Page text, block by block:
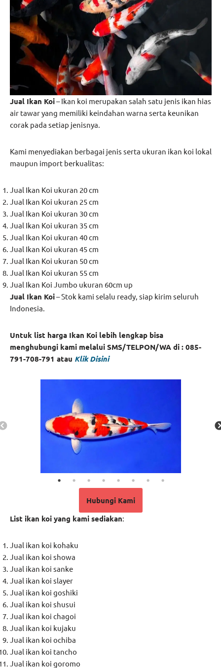
Jual Ikan Koi– Ikan koi merupakan salah satu jenis ikan hias
air tawar yang memiliki keindahan warna serta keunikan
corak pada setiap jenisnya.
Kami menyediakan berbagai jenis serta ukuran ikan koi lokal
maupun import berkualitas:
Jual Ikan Koi ukuran 20 cm
Jual Ikan Koi ukuran 25 cm
Jual Ikan Koi ukuran 30 cm
Jual Ikan Koi ukuran 35 cm
Jual Ikan Koi ukuran 40 cm
Jual Ikan Koi ukuran 45 cm
Jual Ikan Koi ukuran 50 cm
Jual Ikan Koi ukuran 55 cm
Jual Ikan Koi Jumbo ukuran 60cm up
Jual Ikan Koi– Stok kami selalu ready, siap kirim seluruh
Indonesia.
Untuk list harga Ikan Koi lebih lengkap bisa
menghubungi kami melalui SMS/TELPON/WA di : 085-
791-708-791 atau Klik Disini
Hubungi Kami
List ikan koi yang kami sediakan:
Jual ikan koi kohaku
Jual ikan koi showa
Jual ikan koi sanke
Jual ikan koi slayer
Jual ikan koi goshiki
Jual ikan koi shusui
Jual ikan koi chagoi
Jual ikan koi kujaku
Jual ikan koi ochiba
Jual ikan koi tancho
Jual ikan koi goromo